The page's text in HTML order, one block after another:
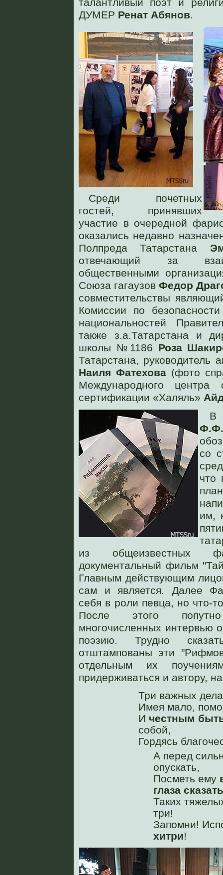
ДУМЕР Ренат Абянов.
Среди почетных
гостей, принявших
участие в очередной
оказались недавно
Полпреда Татарстана
отвечающий за
общественными
Союза гагаузов Федор
совместительствы
Комиссии по
национальностей
также з.а.Татарстана и
школы №1186 Роза
Татарстана, руководитель
Наиля Фатехова (фото
Международного центра
сертификации «Халяль»
В
со
что
им,
из общеизвестных
документальный фильм
Главным действующим
сам и является. Далее
себя в роли певца, но что-
После этого
многочисленных интервью
поэзию. Трудно
отштампованы эти
отдельным их
придерживаться и автору,
Три важных
Имея мало,
И честным
собой,
Гордясь
А перед
опускать,
Посметь ему
глаза сказать
Таких
три!
Запомни!
хитри!